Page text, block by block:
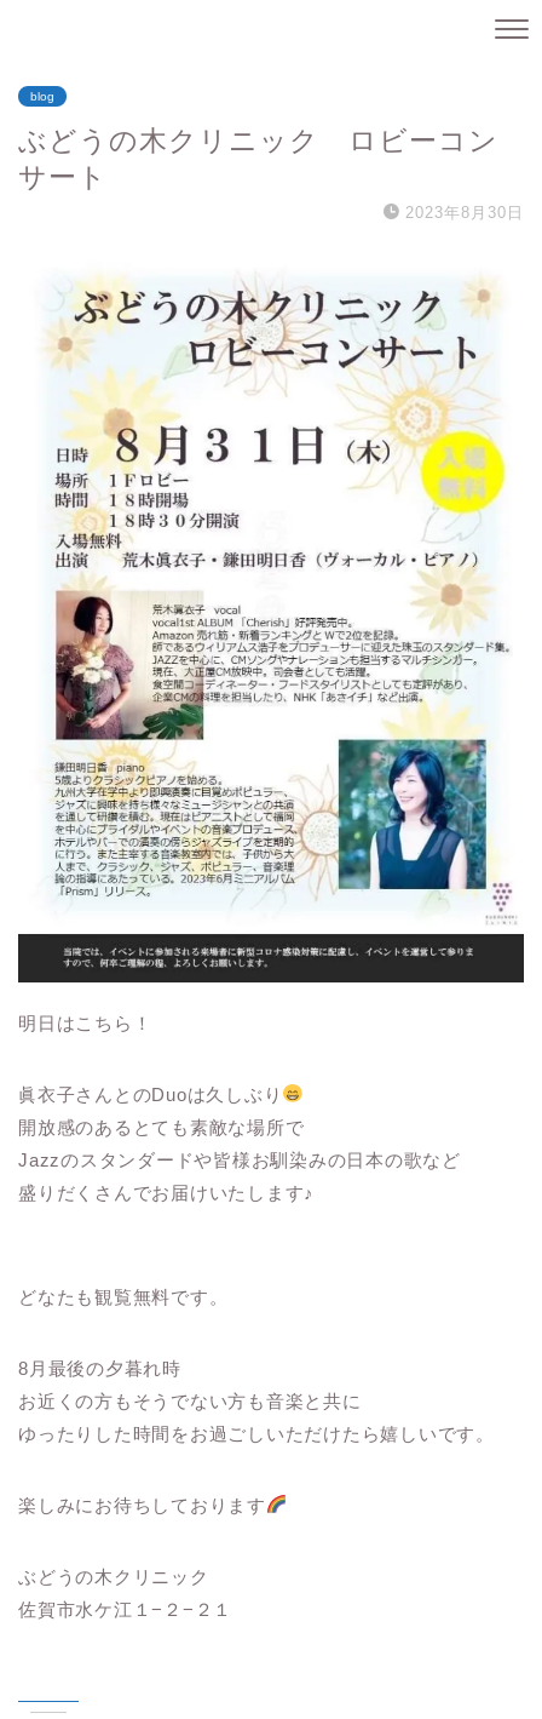
blog
ぶどうの木クリニック ロビーコン
サート
2023年8月30日
明日はこちら！
眞衣子さんとのDuoは久しぶり
開放感のあるとても素敵な場所で
Jazzのスタンダードや皆様お馴染みの日本の歌など
盛りだくさんでお届けいたします♪
どなたも観覧無料です。
8月最後の夕暮れ時
お近くの方もそうでない方も音楽と共に
ゆったりした時間をお過ごしいただけたら嬉しいです。
楽しみにお待ちしております
ぶどうの木クリニック
佐賀市水ケ江１−２−２１